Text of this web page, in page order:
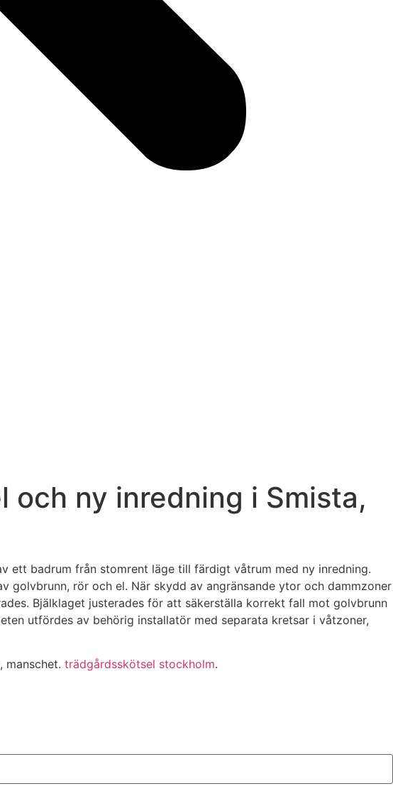
och ny inredning i Smista,
ett badrum från stomrent läge till färdigt våtrum med ny inredning.
rör och el. När skydd av angränsande ytor och dammzoner
Bjälklaget justerades för att säkerställa korrekt fall mot golvbrunn
utfördes av behörig installatör med separata kretsar i våtzoner,
manschet. trädgårdsskötsel stockholm.